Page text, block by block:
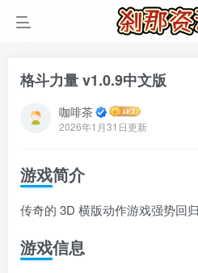
格斗力量 v1.0.9中文版
咖啡茶
2026年1月31日更新
游戏简介
传奇的 3D 横版动作游戏强势回
游戏信息